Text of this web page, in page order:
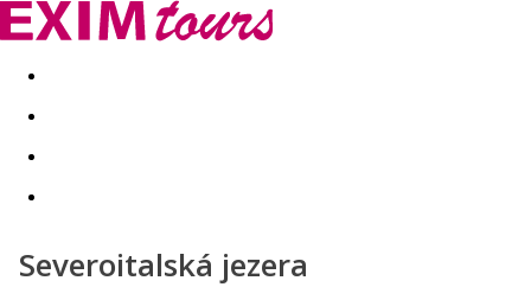
Akční nabídky Last minute
Severoitalská jezera